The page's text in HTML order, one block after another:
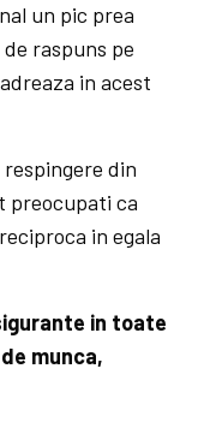
un pic prea
raspuns pe
in acest
din
preocupati ca
in egala
in toate
munca,